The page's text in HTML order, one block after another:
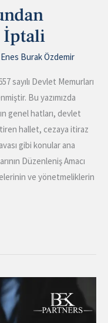
İptali
Enes Burak Özdemir
sayılı Devlet Memurları
Bu yazımızda
genel hatları, devlet
hallet, cezaya itiraz
gibi konular ana
Düzenleniş Amacı
ve yönetmeliklerin